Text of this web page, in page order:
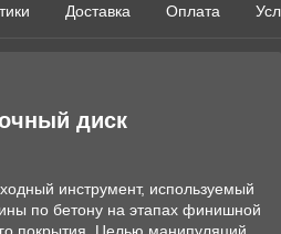
Доставка Оплата
диск
инструмент, используемый
по бетону на этапах финишной